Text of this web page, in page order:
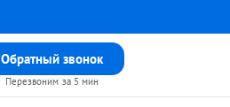
Обратный звонок
Перезвоним за 5 мин